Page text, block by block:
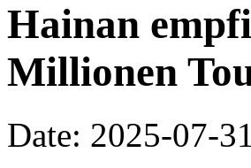
Hainan
Millionen
Date: 2025-07-31